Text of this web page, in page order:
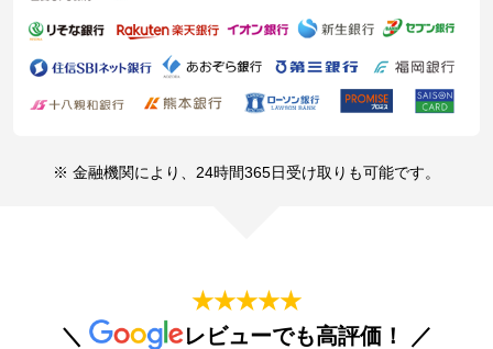
※ 金融機関により、24時間365日受け取りも可能です。
★★★★★
＼
レビューでも高評価！ ／